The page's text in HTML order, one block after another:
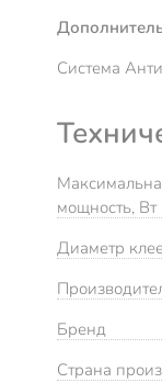
Система
мощность, Вт
Диаметр
Бренд
Страна